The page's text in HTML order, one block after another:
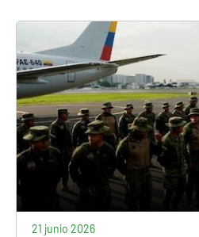
21 junio 2026